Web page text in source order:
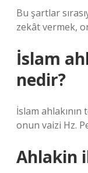
Bu şartlar
zekât vermek,
İslam
nedir?
İslam ahlakının
onun vaizi Hz.
Ahlakin